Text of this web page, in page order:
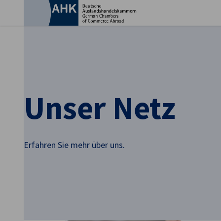
Unser Netz
Erfahren Sie mehr über uns.